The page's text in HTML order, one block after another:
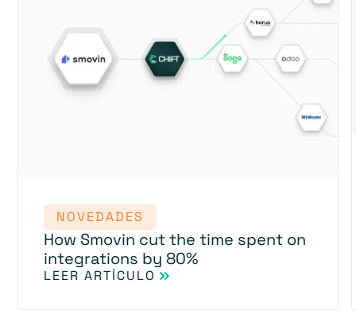
NOVEDADES
How Smovin cut the time spent on
integrations by 80%
LEER ARTÍCULO